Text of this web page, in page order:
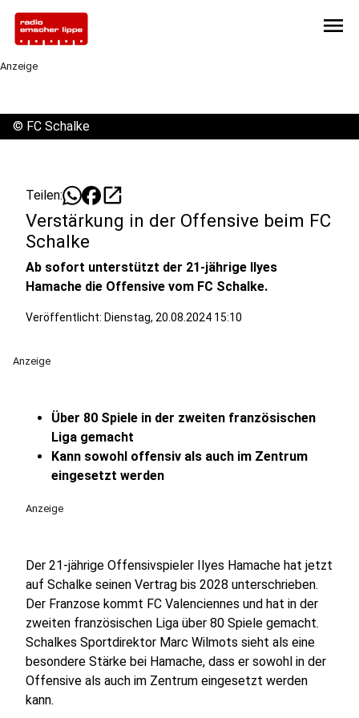
menu
Anzeige
© FC Schalke
Teilen: open_in_new
Verstärkung in der Offensive beim FC
Schalke
Ab sofort unterstützt der 21-jährige Ilyes
Hamache die Offensive vom FC Schalke.
Veröffentlicht: Dienstag, 20.08.2024 15:10
Anzeige
Über 80 Spiele in der zweiten französischen
Liga gemacht
Kann sowohl offensiv als auch im Zentrum
eingesetzt werden
Anzeige
Der 21-jährige Offensivspieler Ilyes Hamache hat jetzt
auf Schalke seinen Vertrag bis 2028 unterschrieben.
Der Franzose kommt FC Valenciennes und hat in der
zweiten französischen Liga über 80 Spiele gemacht.
Schalkes Sportdirektor Marc Wilmots sieht als eine
besondere Stärke bei Hamache, dass er sowohl in der
Offensive als auch im Zentrum eingesetzt werden
kann.